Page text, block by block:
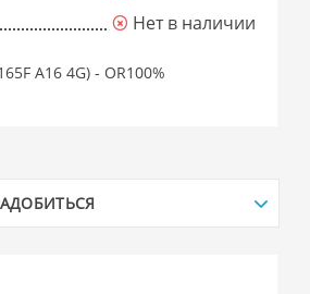
Нет в наличии
A16 4G) - OR100%